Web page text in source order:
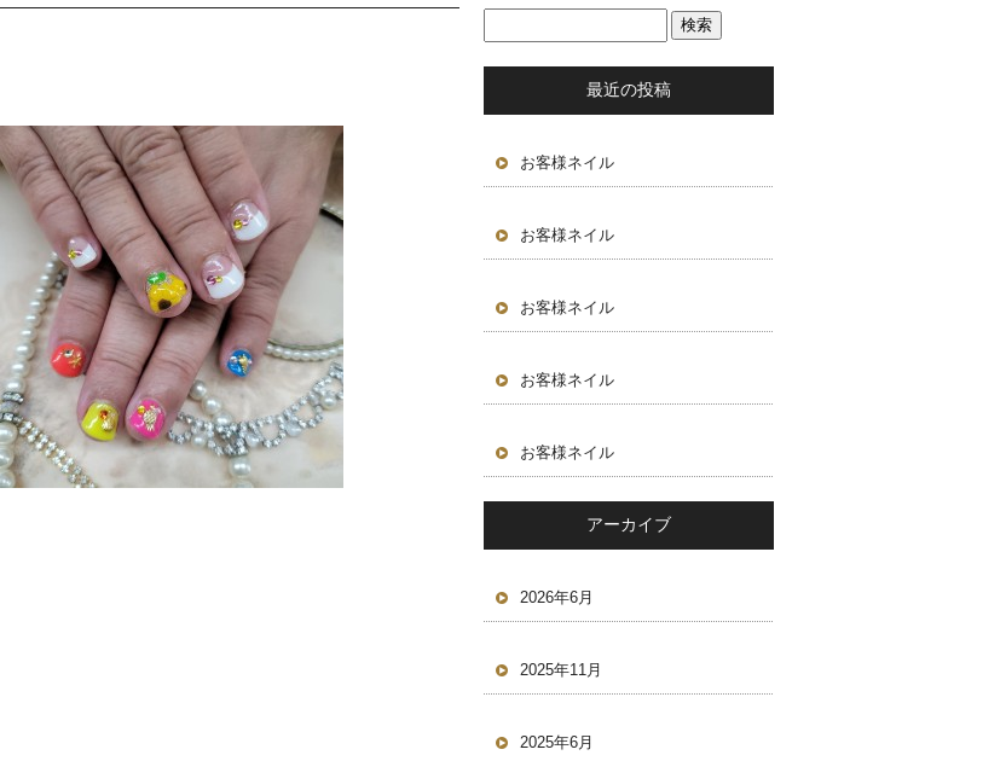
最近の投稿
お客様ネイル
お客様ネイル
お客様ネイル
お客様ネイル
お客様ネイル
アーカイブ
2026年6月
2025年11月
2025年6月